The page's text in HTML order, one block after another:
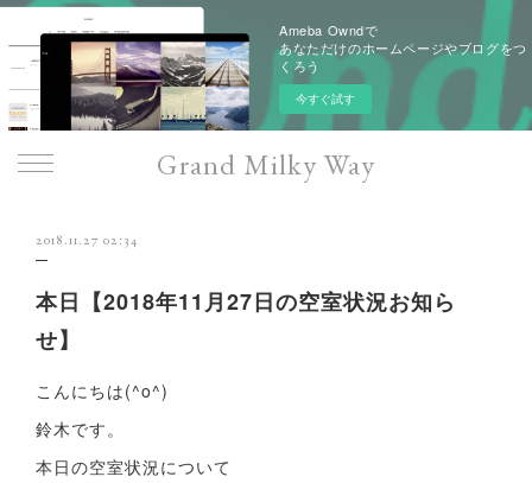
Ameba Owndで
あなただけのホームページやブログをつ
くろう
今すぐ試す
Grand Milky Way
2018.11.27 02:34
本日【2018年11月27日の空室状況お知ら
せ】
こんにちは(^o^)
鈴木です。
本日の空室状況について